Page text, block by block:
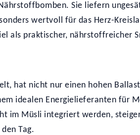
Sie liefern
wertvoll für das Herz-
als praktischer, nährstoffreicher
hat nicht nur einen hohen
idealen Energielieferanten für
im Müsli integriert werden,
Tag.